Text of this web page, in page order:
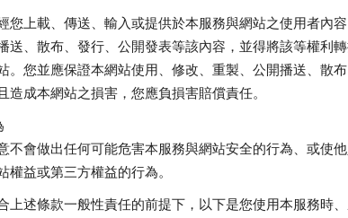
您上載、傳送、輸入或提供於本服務與網站之使用者內
送、散布、發行、公開發表等該內容，並得將該等權利
。您並應保證本網站使用、修改、重製、公開播送、散
造成本網站之損害，您應負損害賠償責任。
不會做出任何可能危害本服務與網站安全的行為、或使
權益或第三方權益的行為。
上述條款一般性責任的前提下，以下是您使用本服務時